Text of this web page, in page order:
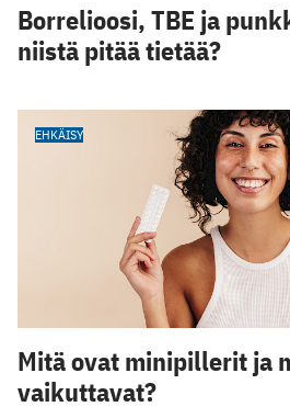
Borrelioosi, TBE ja
niistä pitää tietää?
EHKÄISY
Mitä ovat minipillerit ja
vaikuttavat?